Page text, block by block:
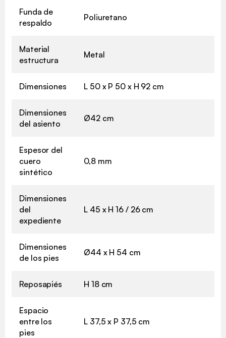
Funda de
respaldo
Poliuretano
Material
estructura
Metal
Dimensiones L 50 x P 50 x H 92 cm
Dimensiones
del asiento
Ø42 cm
Espesor del
cuero
sintético
0,8 mm
Dimensiones
del
expediente
L 45 x H 16 / 26 cm
Dimensiones
de los pies
Ø44 x H 54 cm
Reposapiés H 18 cm
Espacio
entre los
pies
L 37,5 x P 37,5 cm